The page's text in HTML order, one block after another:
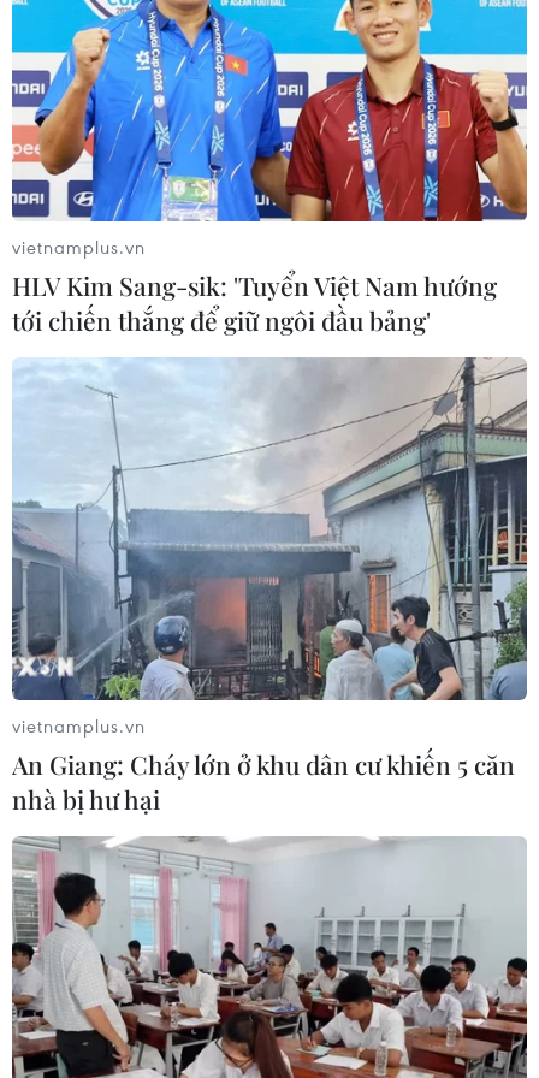
24 năm tù cho 2 vợ chồng
tổ chức “bay lắc” tại Hà Nội
06/08/2026 03:46
Thi lại ở Tuyên Quang: Thí
sinh vẫn được xét tuyển đại
học theo nguyện vọng đã
đăng ký
Việt Nam-Hoa Kỳ thúc đẩy
hợp tác khắc phục hậu quả
chiến tranh, giám định
ADN liệt sỹ
05/08/2026 09:42
Toàn cảnh ASEAN Cup:
Thái Lan "thắng như chẻ
tre", thách thức tuyển Việt
Nam
05/08/2026 07:15
Dự luật trừng phạt Nga của
Mỹ có thể khiến châu Âu
chịu tác động ngược
05/08/2026 04:58
Thời tiết miền Bắc sẽ ảnh
Kujira đi vào Biển Đông?
vietnamplus.vn
HLV Kim Sang-sik: 'Tuyển Việt Nam hướng
tới chiến thắng để giữ ngôi đầu bảng'
vietnamplus.vn
An Giang: Cháy lớn ở khu dân cư khiến 5 căn
nhà bị hư hại